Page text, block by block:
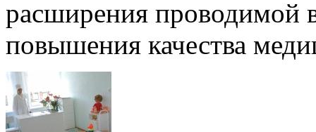
расширения проводимой
повышения качества